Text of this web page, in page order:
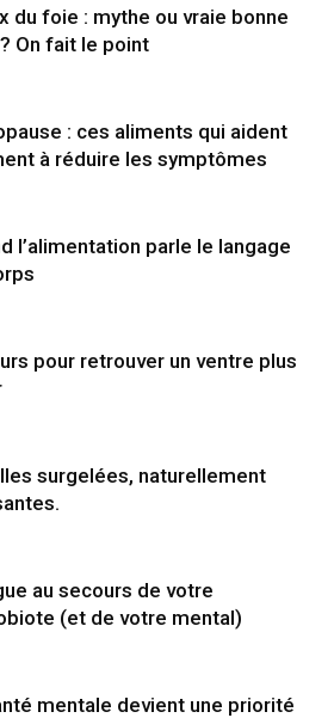
du foie : mythe ou vraie bonne
On fait le point
: ces aliments qui aident
à réduire les symptômes
l’alimentation parle le langage
pour retrouver un ventre plus
surgelées, naturellement
au secours de votre
(et de votre mental)
mentale devient une priorité